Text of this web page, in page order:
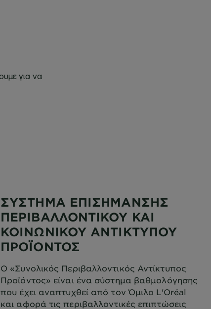
ΣΥΣΤΗΜΑ ΕΠΙΣΗΜΑΝΣΗΣ
ΠΕΡΙΒΑΛΛΟΝΤΙΚΟΥ ΚΑΙ
ΚΟΙΝΩΝΙΚΟΥ ΑΝΤΙΚΤΥΠΟΥ
ΠΡΟΪΟΝΤΟΣ
Ο «Συνολικός Περιβαλλοντικός Αντίκτυπος
Προϊόντος» είναι ένα σύστημα βαθμολόγησης
που έχει αναπτυχθεί από τον Όμιλο L'Oréal
και αφορά τις περιβαλλοντικές επιπτώσεις